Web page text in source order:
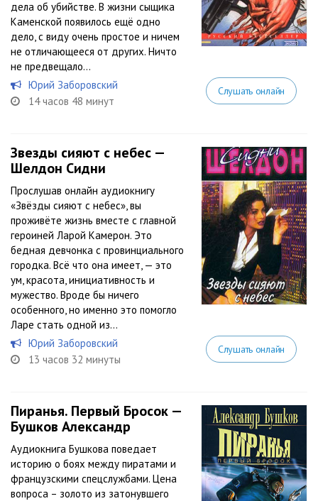
дела об убийстве. В жизни сыщика
Каменской появилось ещё одно
дело, с виду очень простое и ничем
не отличающееся от других. Ничто
не предвещало...
Юрий Заборовский
14 часов 48 минут
Слушать онлайн
Звезды сияют с небес —
Шелдон Сидни
Прослушав онлайн аудиокнигу
«Звёзды сияют с небес», вы
проживёте жизнь вместе с главной
героиней Ларой Камерон. Это
бедная девчонка с провинциального
городка. Всё что она имеет, — это
ум, красота, инициативность и
мужество. Вроде бы ничего
особенного, но именно это помогло
Ларе стать одной из...
Юрий Заборовский
13 часов 32 минуты
Слушать онлайн
Пиранья. Первый Бросок —
Бушков Александр
Аудиокнига Бушкова поведает
историю о боях между пиратами и
французскими спецслужбами. Цена
вопроса – золото из затонувшего